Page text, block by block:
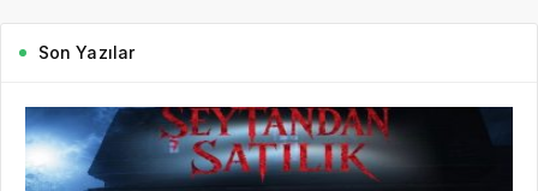
Son Yazılar